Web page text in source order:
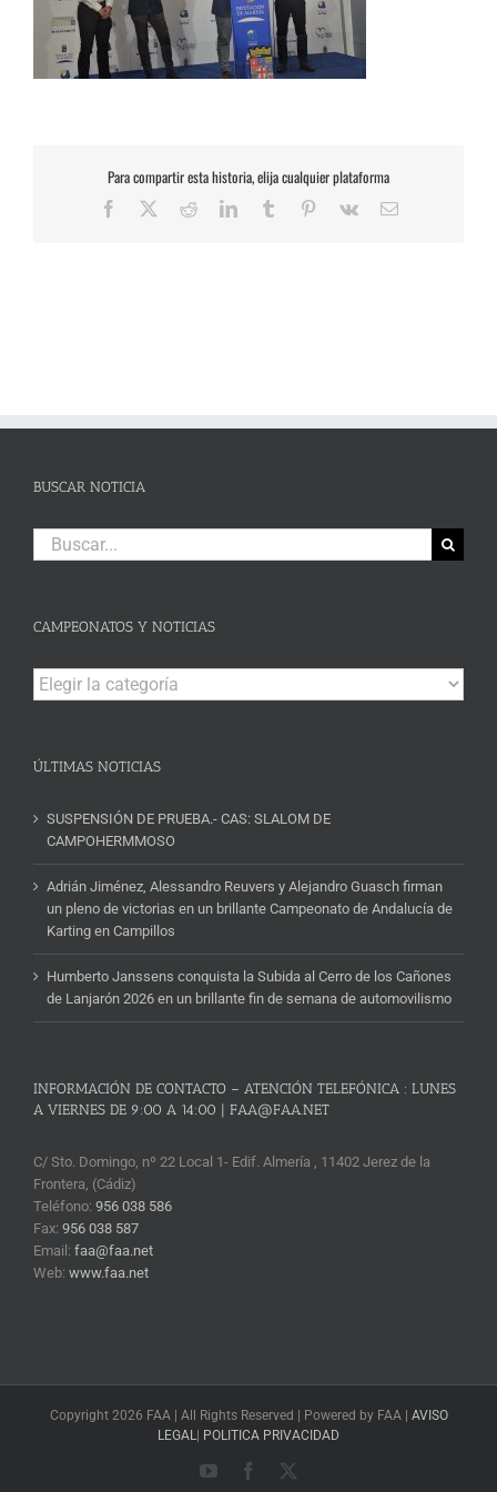
Para compartir esta historia, elija cualquier plataforma
Facebook RedditLinkedInTumblr Pinterest
Vk
Correo
BUSCAR NOTICIA
Buscar:
CAMPEONATOS Y NOTICIAS
Campeonatos
y
ÚLTIMAS NOTICIAS
SUSPENSIÓN DE PRUEBA.- CAS: SLALOM DE
CAMPOHERMMOSO
Adrián Jiménez, Alessandro Reuvers y Alejandro Guasch firman
un pleno de victorias en un brillante Campeonato de Andalucía de
Karting en Campillos
Humberto Janssens conquista la Subida al Cerro de los Cañones
de Lanjarón 2026 en un brillante fin de semana de automovilismo
INFORMACIÓN DE CONTACTO – ATENCIÓN TELEFÓNICA : LUNES
A VIERNES DE 9:00 A 14:00 | FAA@FAA.NET
C/ Sto. Domingo, nº 22 Local 1- Edif. Almería , 11402 Jerez de la
Frontera, (Cádiz)
Teléfono: 956 038 586
Fax: 956 038 587
Email: faa@faa.net
Web: www.faa.net
Copyright 2026 FAA | All Rights Reserved | Powered by FAA | AVISO
LEGAL | POLITICA PRIVACIDAD
YouTubeFacebook